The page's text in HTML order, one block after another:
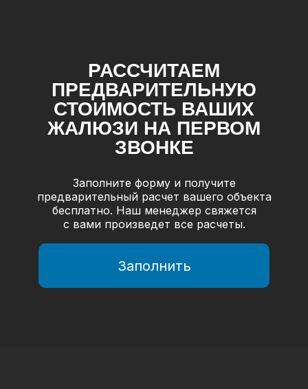
РАССЧИТАЕМ
ПРЕДВАРИТЕЛЬНУЮ
СТОИМОСТЬ ВАШИХ
ЖАЛЮЗИ НА ПЕРВОМ
ЗВОНКЕ
Заполните форму и получите
предварительный расчет вашего объекта
бесплатно. Наш менеджер свяжется
с вами произведет все расчеты.
Заполнить